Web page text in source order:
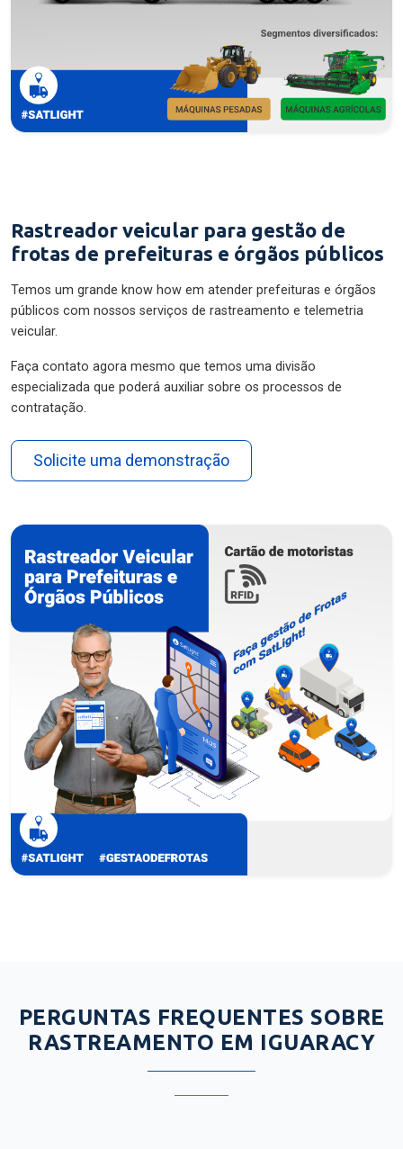
Rastreador veicular para gestão de
frotas de prefeituras e órgãos públicos
Temos um grande know how em atender prefeituras e órgãos
públicos com nossos serviços de rastreamento e telemetria
veicular.
Faça contato agora mesmo que temos uma divisão
especializada que poderá auxiliar sobre os processos de
contratação.
Solicite uma demonstração
PERGUNTAS FREQUENTES SOBRE
RASTREAMENTO EM IGUARACY